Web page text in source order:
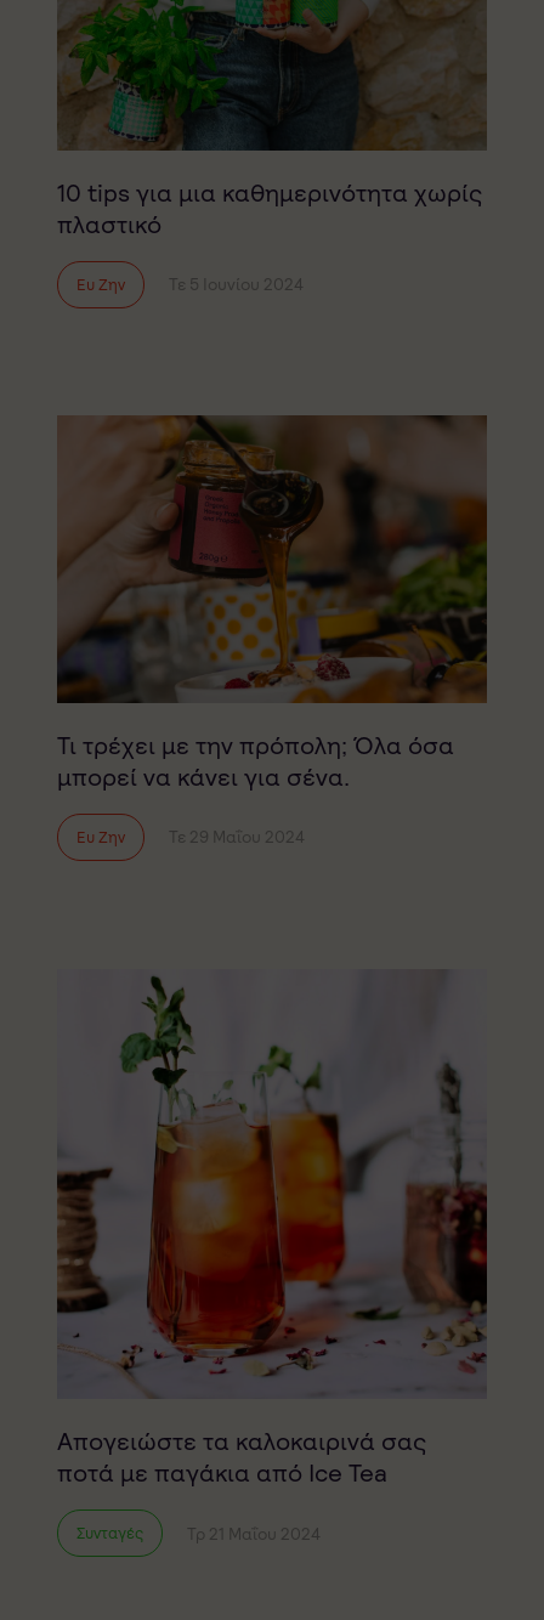
10 tips για μια καθημερινότητα χωρίς
πλαστικό
Ευ Ζην Τε 5 Ιουνίου 2024
Τι τρέχει με την πρόπολη; Όλα όσα
μπορεί να κάνει για σένα.
Ευ Ζην Τε 29 Μαΐου 2024
Απογειώστε τα καλοκαιρινά σας
ποτά με παγάκια από Ice Tea
Συνταγές Τρ 21 Μαΐου 2024